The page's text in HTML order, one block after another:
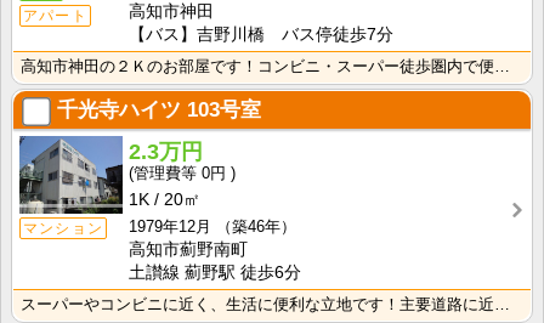
アパート
高知市神田
【バス】吉野川橋 バス停徒歩7分
高知市神田の２Ｋのお部屋です！コンビニ・スーパー徒歩圏内で便利です！バス・トイレ別なので、ゆったり湯･･･
千光寺ハイツ 103号室
マンション
2.3万円
0円
1K
20㎡
1979年12月
（築46年）
高知市薊野南町
土讃線 薊野駅 徒歩6分
スーパーやコンビニに近く、生活に便利な立地です！主要道路に近いので、中心地へのアクセスも良好！